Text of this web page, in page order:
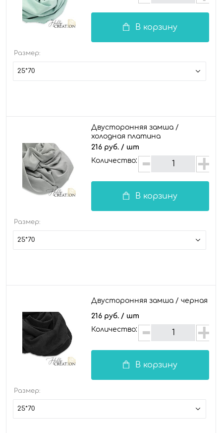
В корзину
Размер:
25*70
Двусторонняя замша /
холодная платина
216 руб. / шт
Количество:
В корзину
Размер:
25*70
Двусторонняя замша / черная
216 руб. / шт
Количество:
В корзину
Размер:
25*70